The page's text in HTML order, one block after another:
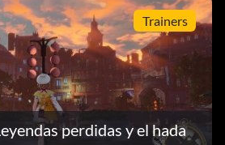
Trainers
perdidas y el hada